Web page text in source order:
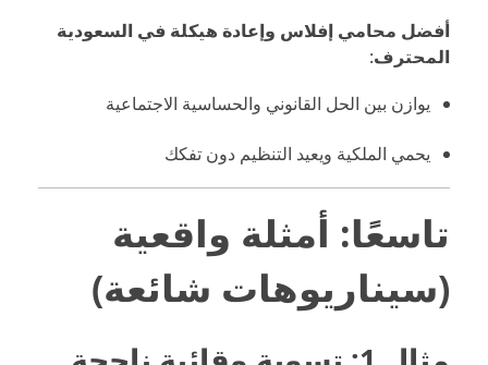
أفضل محامي إفلاس وإعادة هيكلة في السعودية
المحترف:
يوازن بين الحل القانوني والحساسية الاجتماعية
يحمي الملكية ويعيد التنظيم دون تفكك
تاسعًا: أمثلة واقعية
(سيناريوهات شائعة)